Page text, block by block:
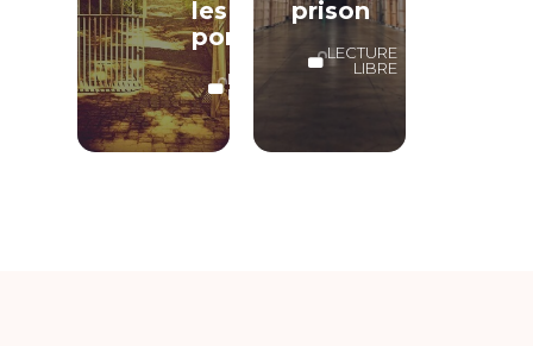
les
portes
LECTURE
LIBRE
prison
LECTURE
LIBRE